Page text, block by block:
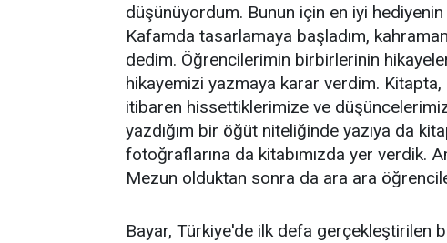
düşünüyordum. Bunun için en iyi
Kafamda tasarlamaya başladım,
dedim. Öğrencilerimin birbirlerinin
hikayemizi yazmaya karar verdim.
itibaren hissettiklerimize ve
yazdığım bir öğüt niteliğinde yazıya da
fotoğraflarına da kitabımızda yer verdik.
Mezun olduktan sonra da ara ara
Bayar, Türkiye'de ilk defa gerçekleştirilen